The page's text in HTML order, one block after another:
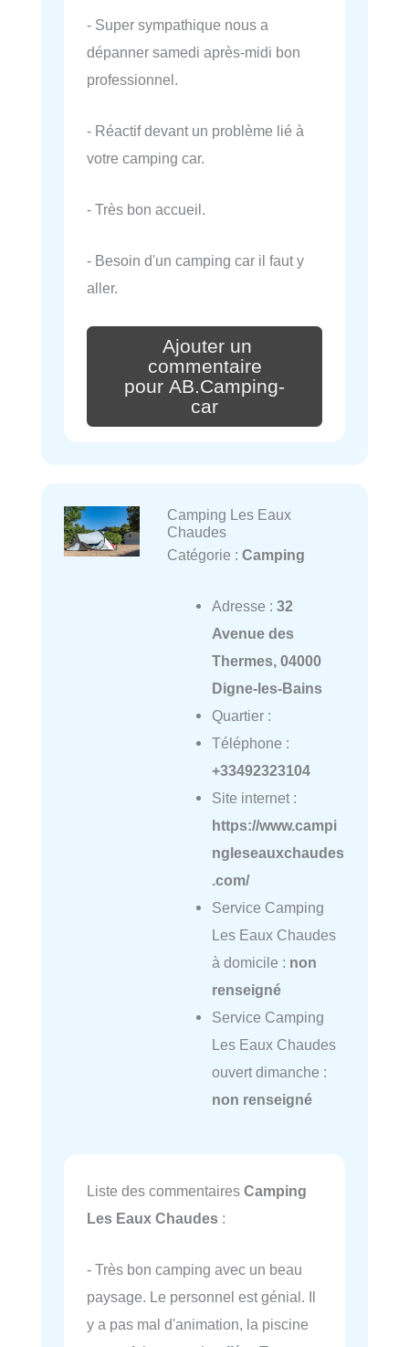
- Super sympathique nous a
dépanner samedi après-midi bon
professionnel.
- Réactif devant un problème lié à
votre camping car.
- Très bon accueil.
- Besoin d'un camping car il faut y
aller.
Ajouter un
commentaire
pour AB.Camping-
car
Camping Les Eaux
Chaudes
Catégorie : Camping
Adresse : 32
Avenue des
Thermes, 04000
Digne-les-Bains
Quartier :
Téléphone :
+33492323104
Site internet :
https://www.campi
ngleseauxchaudes
.com/
Service Camping
Les Eaux Chaudes
à domicile : non
renseigné
Service Camping
Les Eaux Chaudes
ouvert dimanche :
non renseigné
Liste des commentaires Camping
Les Eaux Chaudes :
- Très bon camping avec un beau
paysage. Le personnel est génial. Il
y a pas mal d'animation, la piscine